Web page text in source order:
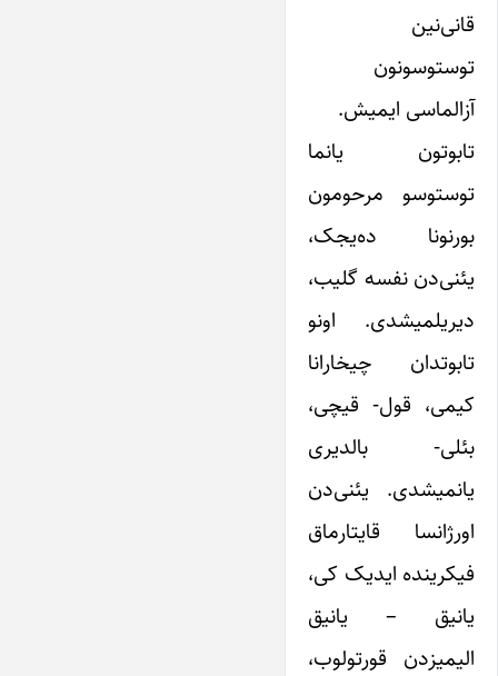
قانی‌نین
توستوسونون
آزالماسی ایمیش.
تابوتون یانما
توستوسو مرحومون
بورنونا ده‌یجک،
یئنی‌دن نفسه گلیب،
دیریلمیشدی. اونو
تابوتدان چیخارانا
کیمی، قول- قیچی،
بئلی- بالدیری
یانمیشدی. یئنی‌دن
اورژانسا قایتارماق
فیکرینده ایدیک کی،
یانیق – یانیق
الیمیزدن قورتولوب،